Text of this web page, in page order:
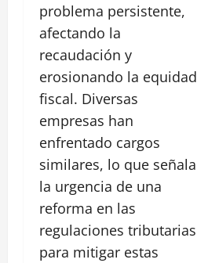
problema persistente,
afectando la
recaudación y
erosionando la equidad
fiscal. Diversas
empresas han
enfrentado cargos
similares, lo que señala
la urgencia de una
reforma en las
regulaciones tributarias
para mitigar estas